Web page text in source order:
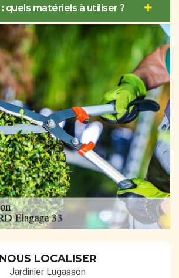
quels matériels à utiliser ?
NOUS LOCALISER
Jardinier Lugasson